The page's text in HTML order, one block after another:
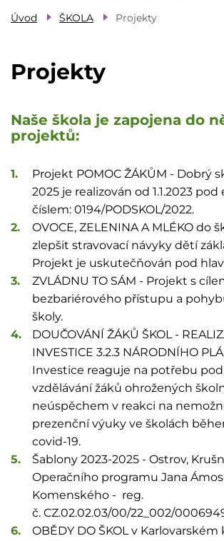
Úvod ŠKOLA Projekty
Projekty
Naše škola je zapojena do
projektů:
Projekt POMOC ŽÁKŮM - Dobrý
2025 je realizován od 1.1.2023
číslem: 0194/PODSKOL/2022.
OVOCE, ZELENINA A MLÉKO do
zlepšit stravovací návyky dětí
Projekt je uskutečňován pod
ZVLÁDNU TO SÁM - Projekt s
bezbariérového přístupu a
školy.
DOUČOVÁNÍ ŽÁKŮ ŠKOL -
INVESTICE 3.2.3 NÁRODNÍHO
Investice reaguje na potřebu
vzdělávání žáků ohrožených
neúspěchem v reakci na
prezenční výuky ve školách
covid-19.
Šablony 2023-2025 - Ostrov,
Operačního programu Jana
Komenského - reg.
č. CZ.02.02.03/00/22_002/
OBĚDY DO ŠKOL v Karlovarském